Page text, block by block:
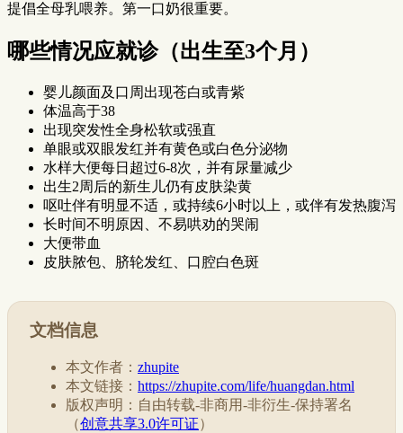
提倡全母乳喂养。第一口奶很重要。
哪些情况应就诊（出生至3个月）
婴儿颜面及口周出现苍白或青紫
体温高于38
出现突发性全身松软或强直
单眼或双眼发红并有黄色或白色分泌物
水样大便每日超过6-8次，并有尿量减少
出生2周后的新生儿仍有皮肤染黄
呕吐伴有明显不适，或持续6小时以上，或伴有发热腹泻
长时间不明原因、不易哄劝的哭闹
大便带血
皮肤脓包、脐轮发红、口腔白色斑
文档信息
本文作者： zhupite
本文链接： https://zhupite.com/life/huangdan.html
版权声明：自由转载-非商用-非衍生-保持署名
（创意共享3.0许可证）